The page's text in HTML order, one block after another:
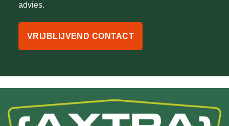
advies.
VRIJBLIJVEND CONTACT